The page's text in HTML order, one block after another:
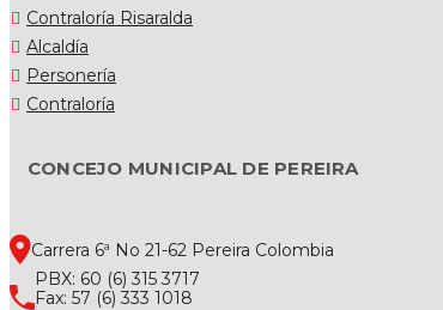
Contraloría Risaralda
Alcaldía
Personería
Contraloría
CONCEJO MUNICIPAL DE PEREIRA
Carrera 6ª No 21-62 Pereira Colombia
PBX: 60 (6) 315 3717
Fax: 57 (6) 333 1018